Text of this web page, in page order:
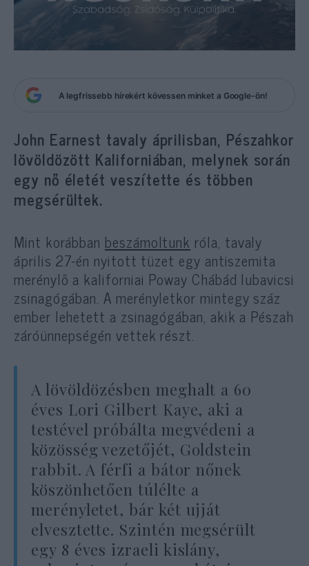
A legfrissebb hírekért kövessen minket a Google-ön!
John Earnest tavaly áprilisban, Pészahkor
lövöldözött Kaliforniában, melynek során
egy nő életét veszítette és többen
megsérültek.
Mint korábban beszámoltunk róla, tavaly
április 27-én nyitott tüzet egy antiszemita
merénylő a kaliforniai Poway Chábád lubavicsi
zsinagógában. A merényletkor mintegy száz
ember lehetett a zsinagógában, akik a Pészah
záróünnepségén vettek részt.
A lövöldözésben meghalt a 60
éves Lori Gilbert Kaye, aki a
testével próbálta megvédeni a
közösség vezetőjét, Goldstein
rabbit. A férfi a bátor nőnek
köszönhetően túlélte a
merényletet, bár két ujját
elvesztette. Szintén megsérült
egy 8 éves izraeli kislány,